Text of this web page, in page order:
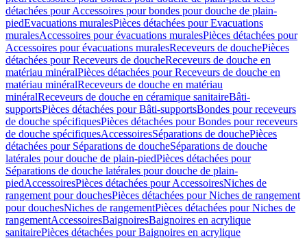
détachées pour Accessoires pour bondes pour douche de plain-
piedEvacuations muralesPièces détachées pour Evacuations
muralesAccessoires pour évacuations muralesPièces détachées pour
Accessoires pour évacuations muralesReceveurs de douchePièces
détachées pour Receveurs de doucheReceveurs de douche en
matériau minéralPièces détachées pour Receveurs de douche en
matériau minéralReceveurs de douche en matériau
minéralReceveurs de douche en céramique sanitaireBâti-
supportsPièces détachées pour Bâti-supportsBondes pour receveurs
de douche spécifiquesPièces détachées pour Bondes pour receveurs
de douche spécifiquesAccessoiresSéparations de douchePièces
détachées pour Séparations de doucheSéparations de douche
latérales pour douche de plain-piedPièces détachées pour
Séparations de douche latérales pour douche de plain-
piedAccessoiresPièces détachées pour AccessoiresNiches de
rangement pour douchesPièces détachées pour Niches de rangement
pour douchesNiches de rangementPièces détachées pour Niches de
rangementAccessoiresBaignoiresBaignoires en acrylique
sanitairePièces détachées pour Baignoires en acrylique